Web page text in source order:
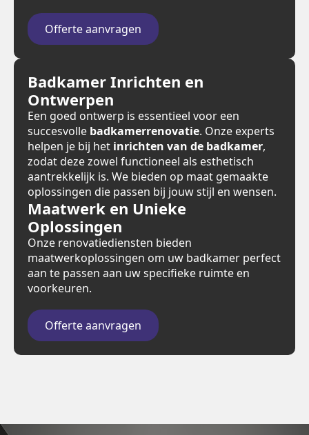
Offerte aanvragen
Badkamer Inrichten en
Ontwerpen
Een goed ontwerp is essentieel voor een
succesvolle badkamerrenovatie. Onze experts
helpen je bij het inrichten van de badkamer,
zodat deze zowel functioneel als esthetisch
aantrekkelijk is. We bieden op maat gemaakte
oplossingen die passen bij jouw stijl en wensen.
Maatwerk en Unieke
Oplossingen
Onze renovatiediensten bieden
maatwerkoplossingen om uw badkamer perfect
aan te passen aan uw specifieke ruimte en
voorkeuren.
Offerte aanvragen